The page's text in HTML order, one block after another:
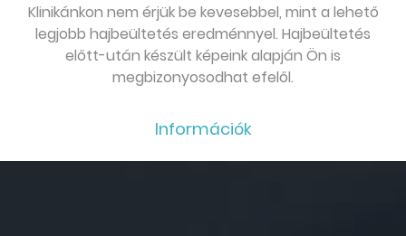
Klinikánkon nem érjük be kevesebbel, mint a lehető
legjobb hajbeültetés eredménnyel. Hajbeültetés
előtt-után készült képeink alapján Ön is
megbizonyosodhat efelől.
Információk